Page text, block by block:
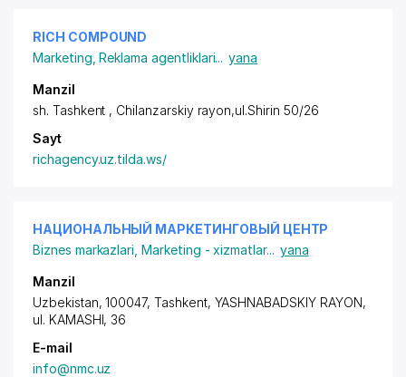
RICH COMPOUND
Marketing ,Reklama agentliklari... yana
Manzil
sh. Tashkent , Chilanzarskiy rayon,ul.Shirin 50/26
Sayt
richagency.uz.tilda.ws/
НАЦИОНАЛЬНЫЙ МАРКЕТИНГОВЫЙ ЦЕНТР
Biznes markazlari ,Marketing - xizmatlar... yana
Manzil
Uzbekistan, 100047, Tashkent, YASHNABADSKIY RAYON,
ul. KAMASHI, 36
E-mail
info@nmc.uz